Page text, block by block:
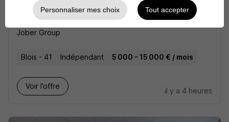
Chirurgien Dentiste - Blois 41 H/F
Jober Group
Blois - 41 Indépendant 5 000 - 15 000 € / mois
Voir l’offre
il y a 4 heures
Personnaliser mes choix Tout accepter